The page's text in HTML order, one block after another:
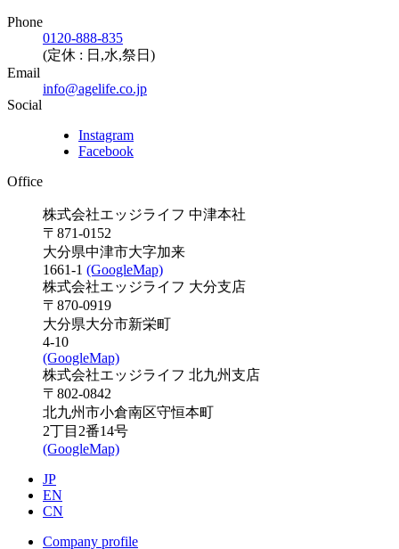
Phone
0120-888-835
(定休 : 日,水,祭日)
Email
info@agelife.co.jp
Social
Instagram
Facebook
Office
株式会社エッジライフ 中津本社
〒871-0152
大分県中津市大字加来
1661-1 (GoogleMap)
株式会社エッジライフ 大分支店
〒870-0919
大分県大分市新栄町
4-10
(GoogleMap)
株式会社エッジライフ 北九州支店
〒802-0842
北九州市小倉南区守恒本町
2丁目2番14号
(GoogleMap)
JP
EN
CN
Company profile